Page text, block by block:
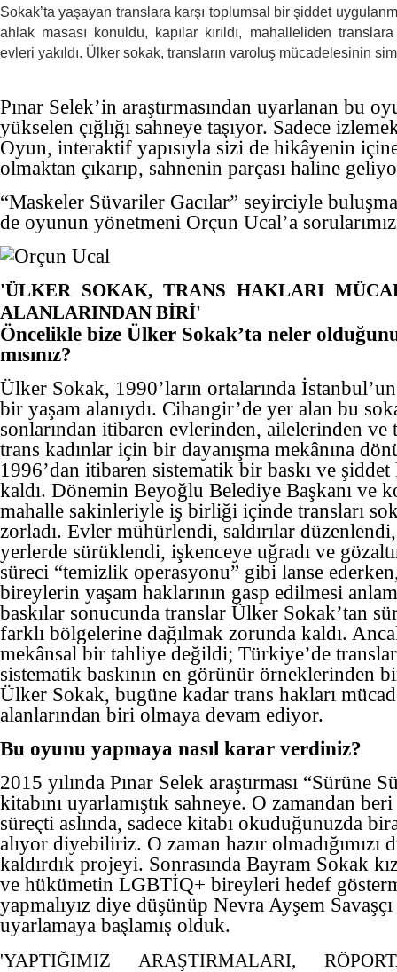
Sokak’ta yaşayan translara karşı toplumsal bir şiddet
ahlak masası konuldu, kapılar kırıldı, mahalleliden
evleri yakıldı. Ülker sokak, transların varoluş mücadelesinin
Pınar Selek’in araştırmasından uyarlanan bu
yükselen çığlığı sahneye taşıyor. Sadece
Oyun, interaktif yapısıyla sizi de hikâyenin
olmaktan çıkarıp, sahnenin parçası haline
“Maskeler Süvariler Gacılar” seyirciyle
de oyunun yönetmeni Orçun Ucal’a
'ÜLKER SOKAK, TRANS HAKLARI
ALANLARINDAN BİRİ'
Öncelikle bize Ülker Sokak’ta neler
mısınız?
Ülker Sokak, 1990’ların ortalarında
bir yaşam alanıydı. Cihangir’de yer alan bu
sonlarından itibaren evlerinden, ailelerinden ve
trans kadınlar için bir dayanışma mekânına
1996’dan itibaren sistematik bir baskı ve şiddet
kaldı. Dönemin Beyoğlu Belediye Başkanı ve
mahalle sakinleriyle iş birliği içinde transları
zorladı. Evler mühürlendi, saldırılar
yerlerde sürüklendi, işkenceye uğradı ve
süreci “temizlik operasyonu” gibi lanse
bireylerin yaşam haklarının gasp edilmesi
baskılar sonucunda translar Ülker Sokak’tan
farklı bölgelerine dağılmak zorunda kaldı.
mekânsal bir tahliye değildi; Türkiye’de
sistematik baskının en görünür örneklerinden
Ülker Sokak, bugüne kadar trans hakları
alanlarından biri olmaya devam ediyor.
Bu oyunu yapmaya nasıl karar verdiniz?
2015 yılında Pınar Selek araştırması “Sürüne
kitabını uyarlamıştık sahneye. O zamandan
süreçti aslında, sadece kitabı okuduğunuzda
alıyor diyebiliriz. O zaman hazır olmadığımızı
kaldırdık projeyi. Sonrasında Bayram Sokak
ve hükümetin LGBTİQ+ bireyleri hedef
yapmalıyız diye düşünüp Nevra Ayşem
uyarlamaya başlamış olduk.
'YAPTIĞIMIZ ARAŞTIRMALARI,